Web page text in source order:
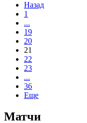
Назад
1
...
19
20
21
22
23
...
36
Еще
Матчи